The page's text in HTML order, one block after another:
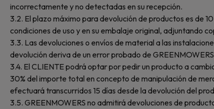
incorrectamente y no detectadas en su recepción.
3.2. El plazo máximo para devolución de productos es de
condiciones de uso y en su embalaje original, adjuntando
3.3. Las devoluciones o envíos de material a las
devolución deriva de un error probado de
3.4. El CLIENTE podrá optar por pedir un producto a
30% del importe total en concepto de manipulación de
efectuará transcurridos 15 días desde la devolución del
3.5. GREENMOWERS no admitirá devoluciones de